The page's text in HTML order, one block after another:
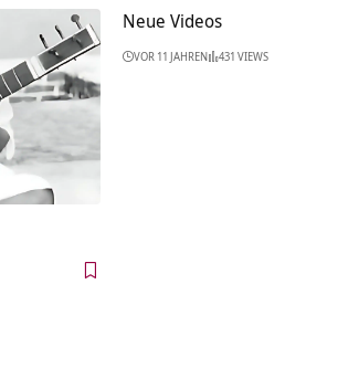
Neue Videos
VOR 11 JAHREN 431 VIEWS